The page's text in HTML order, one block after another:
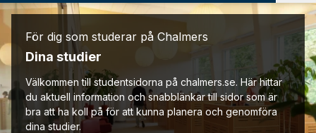
För dig som studerar på Chalmers
Dina studier
Välkommen till studentsidorna på chalmers.se. Här hittar
du aktuell information och snabblänkar till sidor som är
bra att ha koll på för att kunna planera och genomföra
dina studier.